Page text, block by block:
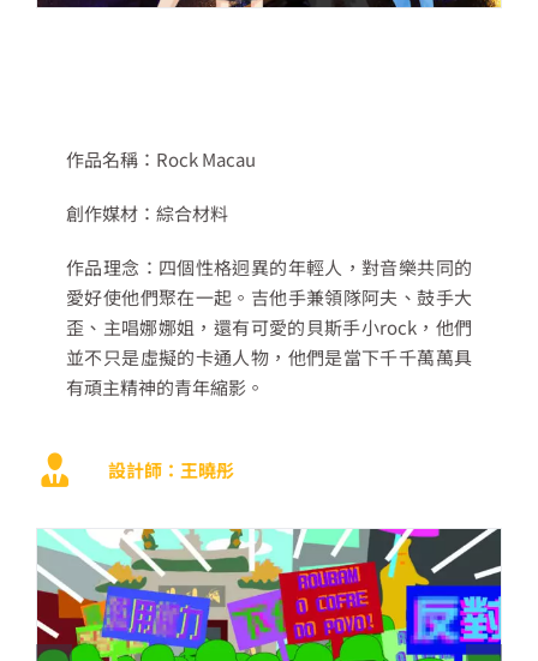
作品名稱：Rock Macau
創作媒材：綜合材料
作品理念：四個性格迥異的年輕人，對音樂共同的
愛好使他們聚在一起。吉他手兼領隊阿夫、鼓手大
歪、主唱娜娜姐，還有可愛的貝斯手小rock，他們
並不只是虛擬的卡通人物，他們是當下千千萬萬具
有頑主精神的青年縮影。
設計師：王曉彤